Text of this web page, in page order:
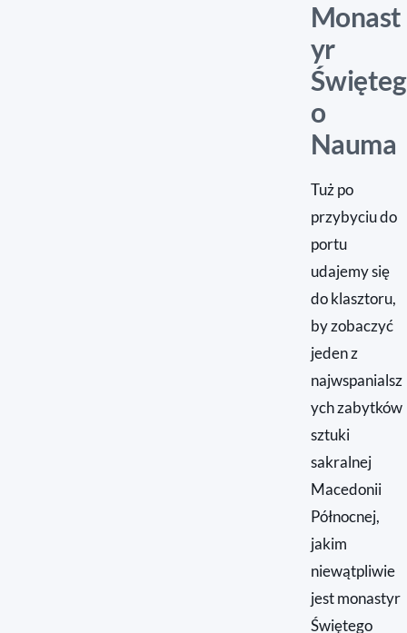
Monast
yr
Święteg
o
Nauma
Tuż po
przybyciu do
portu
udajemy się
do klasztoru,
by zobaczyć
jeden z
najwspanialsz
ych zabytków
sztuki
sakralnej
Macedonii
Północnej,
jakim
niewątpliwie
jest monastyr
Świętego